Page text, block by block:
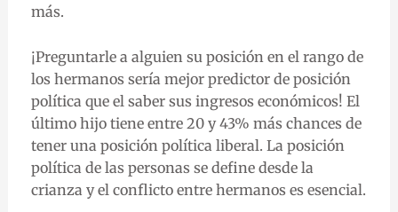
más.
¡Preguntarle a alguien su posición en el rango de
los hermanos sería mejor predictor de posición
política que el saber sus ingresos económicos! El
último hijo tiene entre 20 y 43% más chances de
tener una posición política liberal. La posición
política de las personas se define desde la
crianza y el conflicto entre hermanos es esencial.